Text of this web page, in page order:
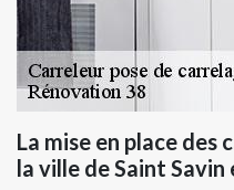
La mise en place des
la ville de Saint Savin